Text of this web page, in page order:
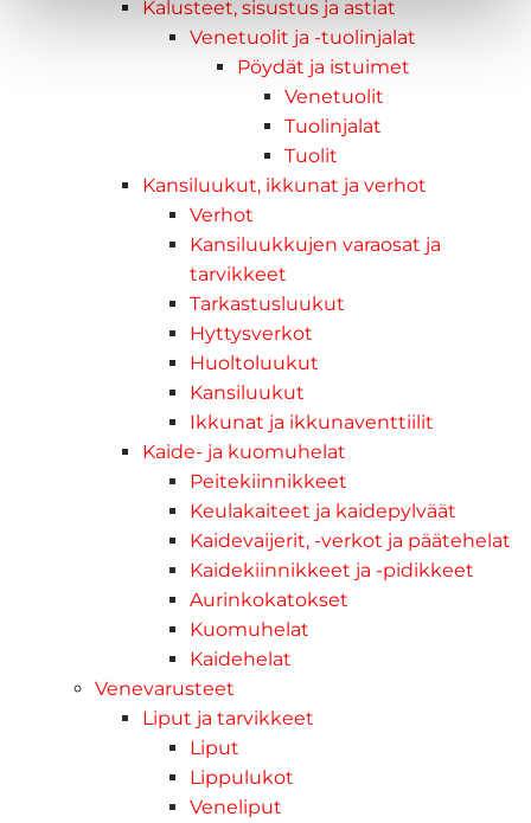
Kalusteet, sisustus ja astiat
Venetuolit ja -tuolinjalat
Pöydät ja istuimet
Venetuolit
Tuolinjalat
Tuolit
Kansiluukut, ikkunat ja verhot
Verhot
Kansiluukkujen varaosat ja
tarvikkeet
Tarkastusluukut
Hyttysverkot
Huoltoluukut
Kansiluukut
Ikkunat ja ikkunaventtiilit
Kaide- ja kuomuhelat
Peitekiinnikkeet
Keulakaiteet ja kaidepylväät
Kaidevaijerit, -verkot ja päätehelat
Kaidekiinnikkeet ja -pidikkeet
Aurinkokatokset
Kuomuhelat
Kaidehelat
Venevarusteet
Liput ja tarvikkeet
Liput
Lippulukot
Veneliput